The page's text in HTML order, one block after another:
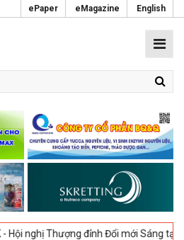
ePaper eMagazine English
Thượng đỉnh Đổi mới Sáng tạo trong